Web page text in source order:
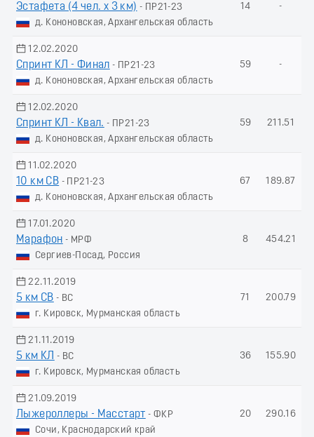
Эстафета (4 чел. х 3 км) - ПР21-23
д. Кононовская, Архангельская область
14 -
12.02.2020
Спринт КЛ - Финал - ПР21-23
д. Кононовская, Архангельская область
59 -
12.02.2020
Спринт КЛ - Квал. - ПР21-23
д. Кононовская, Архангельская область
59 211.51
11.02.2020
10 км СВ - ПР21-23
д. Кононовская, Архангельская область
67 189.87
17.01.2020
Марафон - МРФ
Сергиев-Посад, Россия
8 454.21
22.11.2019
5 км СВ - ВС
г. Кировск, Мурманская область
71 200.79
21.11.2019
5 км КЛ
- ВС
г. Кировск, Мурманская область
36 155.90
21.09.2019
Лыжероллеры - Масстарт - ФКР
Сочи, Краснодарский край
20 290.16